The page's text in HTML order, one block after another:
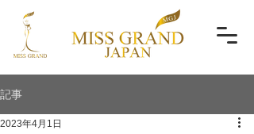
記事
2023年4月1日